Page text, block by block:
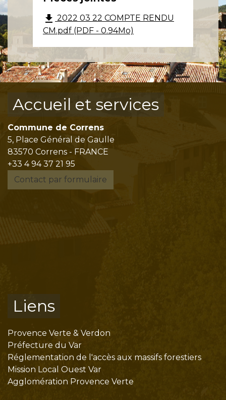
file_download 2022 03 22 COMPTE RENDU
CM.pdf (PDF - 0.94Mo)
Accueil et services
Commune de Correns
5, Place Général de Gaulle
83570 Correns - FRANCE
+33 4 94 37 21 95
Contact par formulaire
Liens
Provence Verte & Verdon
Préfecture du Var
Réglementation de l'accès aux massifs forestiers
Mission Local Ouest Var
Agglomération Provence Verte